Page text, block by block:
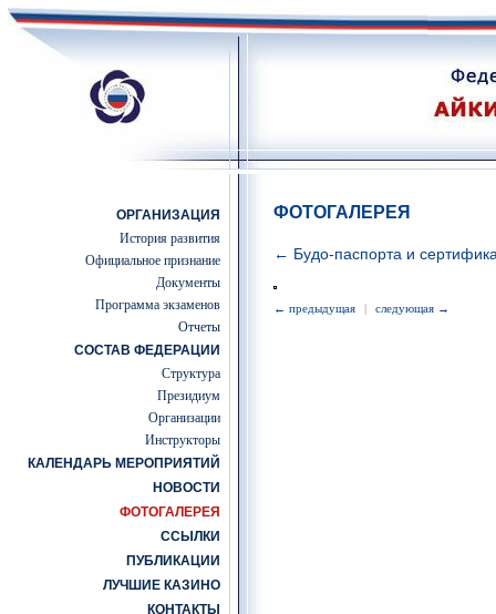
ОРГАНИЗАЦИЯ
История развития
Официальное признание
Документы
Программа экзаменов
Отчеты
СОСТАВ ФЕДЕРАЦИИ
Структура
Президиум
Организации
Инструкторы
КАЛЕНДАРЬ МЕРОПРИЯТИЙ
НОВОСТИ
ФОТОГАЛЕРЕЯ
ССЫЛКИ
ПУБЛИКАЦИИ
ЛУЧШИЕ КАЗИНО
КОНТАКТЫ
ФОТОГАЛЕРЕЯ
← Будо-паспорта и
← предыдущая | следующая →